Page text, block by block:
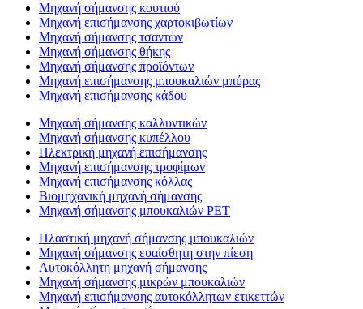
Μηχανή σήμανσης κουτιού
Μηχανή επισήμανσης χαρτοκιβωτίων
Μηχανή σήμανσης τσαντών
Μηχανή σήμανσης θήκης
Μηχανή σήμανσης προϊόντων
Μηχανή επισήμανσης μπουκαλιών μπύρας
Μηχανή επισήμανσης κάδου
Μηχανή σήμανσης καλλυντικών
Μηχανή σήμανσης κυπέλλου
Ηλεκτρική μηχανή επισήμανσης
Μηχανή επισήμανσης τροφίμων
Μηχανή επισήμανσης κόλλας
Βιομηχανική μηχανή σήμανσης
Μηχανή σήμανσης μπουκαλιών PET
Πλαστική μηχανή σήμανσης μπουκαλιών
Μηχανή σήμανσης ευαίσθητη στην πίεση
Αυτοκόλλητη μηχανή σήμανσης
Μηχανή σήμανσης μικρών μπουκαλιών
Μηχανή επισήμανσης αυτοκόλλητων ετικεττών